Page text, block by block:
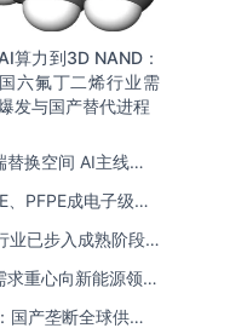
算力到3D NAND：
六氟丁二烯行业需
发与国产替代进程
换空间 AI主线重
反超
PFPE成电子级氟
端突破加速
业已步入成熟阶段
演进重心向新能源领域
产垄断全球供给